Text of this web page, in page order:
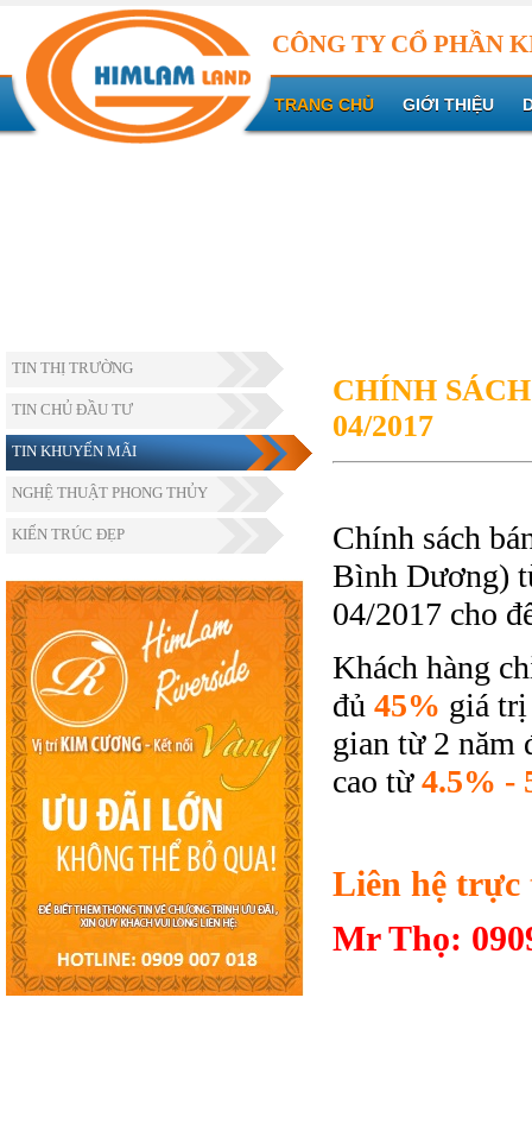
CÔNG TY CỔ PHẦN
TRANG CHỦ GIỚI THIỆU
TIN THỊ TRƯỜNG
TIN CHỦ ĐẦU TƯ
TIN KHUYẾN MÃI
NGHỆ THUẬT PHONG THỦY
KIẾN TRÚC ĐẸP
CHÍNH
04/2017
Chính sách
Bình Dương)
04/2017 cho
Khách hàng
đủ 45% giá trị
gian từ 2 năm
cao từ 4.5% -
Liên hệ
Mr Thọ: